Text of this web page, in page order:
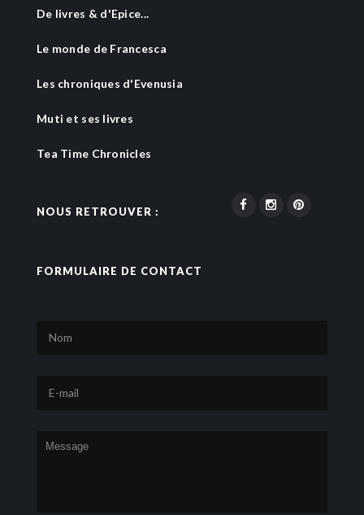
De livres & d'Epice...
Le monde de Francesca
Les chroniques d'Evenusia
Muti et ses livres
Tea Time Chronicles
NOUS RETROUVER :
FORMULAIRE DE CONTACT